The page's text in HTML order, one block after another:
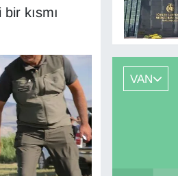
kısmı
VAN